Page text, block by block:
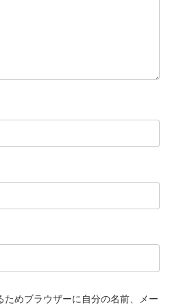
ためブラウザーに自分の名前、メー